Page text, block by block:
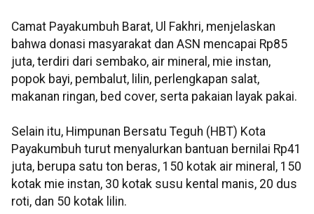
Camat Payakumbuh Barat, Ul Fakhri, menjelaskan
bahwa donasi masyarakat dan ASN mencapai Rp85
juta, terdiri dari sembako, air mineral, mie instan,
popok bayi, pembalut, lilin, perlengkapan salat,
makanan ringan, bed cover, serta pakaian layak pakai.
Selain itu, Himpunan Bersatu Teguh (HBT) Kota
Payakumbuh turut menyalurkan bantuan bernilai Rp41
juta, berupa satu ton beras, 150 kotak air mineral, 150
kotak mie instan, 30 kotak susu kental manis, 20 dus
roti, dan 50 kotak lilin.